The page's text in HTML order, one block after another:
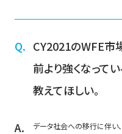
CY2021のWFE市
前より強くなって
教えてほしい。
データ社会への移行に伴い